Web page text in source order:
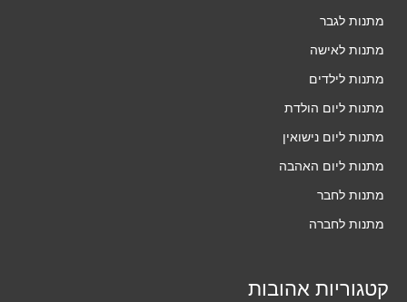
מתנות לגבר
מתנות לאישה
מתנות לילדים
מתנות ליום הולדת
מתנות ליום נישואין
מתנות ליום האהבה
מתנות לחבר
מתנות לחברה
קטגוריות אהובות